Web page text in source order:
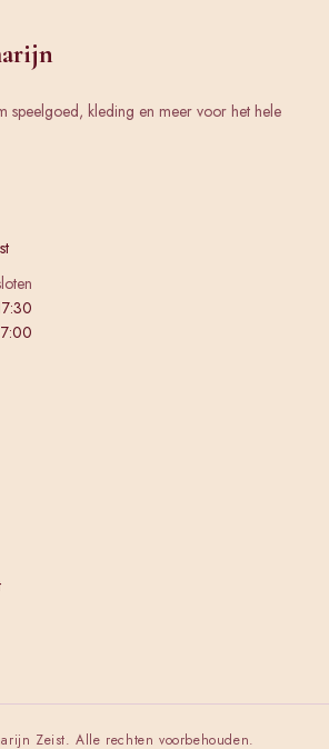
speelgoed, kleding en meer voor het hele
Zeist. Alle rechten voorbehouden.